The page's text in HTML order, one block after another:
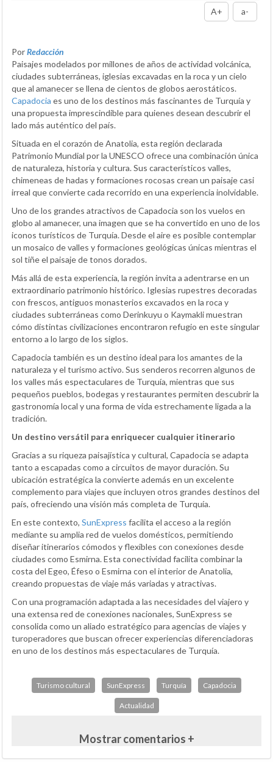
A+ a-
PorRedacción
Paisajes modelados por millones de años de actividad volcánica,
ciudades subterráneas, iglesias excavadas en la roca y un cielo
que al amanecer se llena de cientos de globos aerostáticos.
Capadocia es uno de los destinos más fascinantes de Turquía y
una propuesta imprescindible para quienes desean descubrir el
lado más auténtico del país.
Situada en el corazón de Anatolia, esta región declarada
Patrimonio Mundial por la UNESCO ofrece una combinación única
de naturaleza, historia y cultura. Sus característicos valles,
chimeneas de hadas y formaciones rocosas crean un paisaje casi
irreal que convierte cada recorrido en una experiencia inolvidable.
Uno de los grandes atractivos de Capadocia son los vuelos en
globo al amanecer, una imagen que se ha convertido en uno de los
iconos turísticos de Turquía. Desde el aire es posible contemplar
un mosaico de valles y formaciones geológicas únicas mientras el
sol tiñe el paisaje de tonos dorados.
Más allá de esta experiencia, la región invita a adentrarse en un
extraordinario patrimonio histórico. Iglesias rupestres decoradas
con frescos, antiguos monasterios excavados en la roca y
ciudades subterráneas como Derinkuyu o Kaymakli muestran
cómo distintas civilizaciones encontraron refugio en este singular
entorno a lo largo de los siglos.
Capadocia también es un destino ideal para los amantes de la
naturaleza y el turismo activo. Sus senderos recorren algunos de
los valles más espectaculares de Turquía, mientras que sus
pequeños pueblos, bodegas y restaurantes permiten descubrir la
gastronomía local y una forma de vida estrechamente ligada a la
tradición.
Un destino versátil para enriquecer cualquier itinerario
Gracias a su riqueza paisajística y cultural, Capadocia se adapta
tanto a escapadas como a circuitos de mayor duración. Su
ubicación estratégica la convierte además en un excelente
complemento para viajes que incluyen otros grandes destinos del
país, ofreciendo una visión más completa de Turquía.
En este contexto, SunExpress facilita el acceso a la región
mediante su amplia red de vuelos domésticos, permitiendo
diseñar itinerarios cómodos y flexibles con conexiones desde
ciudades como Esmirna. Esta conectividad facilita combinar la
costa del Egeo, Éfeso o Esmirna con el interior de Anatolia,
creando propuestas de viaje más variadas y atractivas.
Con una programación adaptada a las necesidades del viajero y
una extensa red de conexiones nacionales, SunExpress se
consolida como un aliado estratégico para agencias de viajes y
turoperadores que buscan ofrecer experiencias diferenciadoras
en uno de los destinos más espectaculares de Turquía.
Turismo cultural SunExpress Turquía Capadocia
Actualidad
Mostrar comentarios +